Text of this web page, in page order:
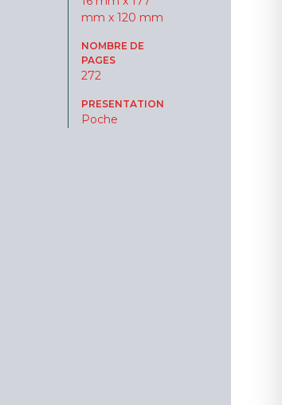
mm x 120 mm
NOMBRE DE
PAGES
272
PRESENTATION
Poche